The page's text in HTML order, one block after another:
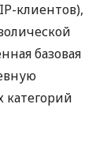
клиентов),
базовая
категорий